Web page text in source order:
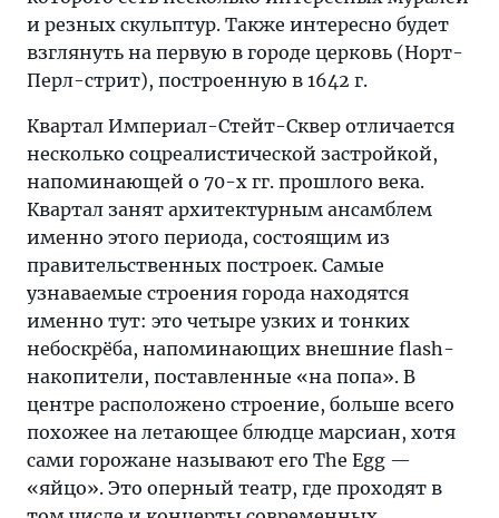
и резных скульптур. Также интересно будет
взглянуть на первую в городе церковь (Норт-
Перл-стрит), построенную в 1642 г.
Квартал Империал-Стейт-Сквер отличается
несколько соцреалистической застройкой,
напоминающей о 70-х гг. прошлого века.
Квартал занят архитектурным ансамблем
именно этого периода, состоящим из
правительственных построек. Самые
узнаваемые строения города находятся
именно тут: это четыре узких и тонких
небоскрёба, напоминающих внешние flash-
накопители, поставленные «на попа». В
центре расположено строение, больше всего
похожее на летающее блюдце марсиан, хотя
сами горожане называют его The Egg —
«яйцо». Это оперный театр, где проходят в